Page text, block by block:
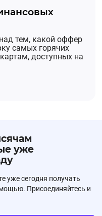
тем, какой оффер
самых горячих
доступных на
уже
уже сегодня получать
Присоединяйтесь и